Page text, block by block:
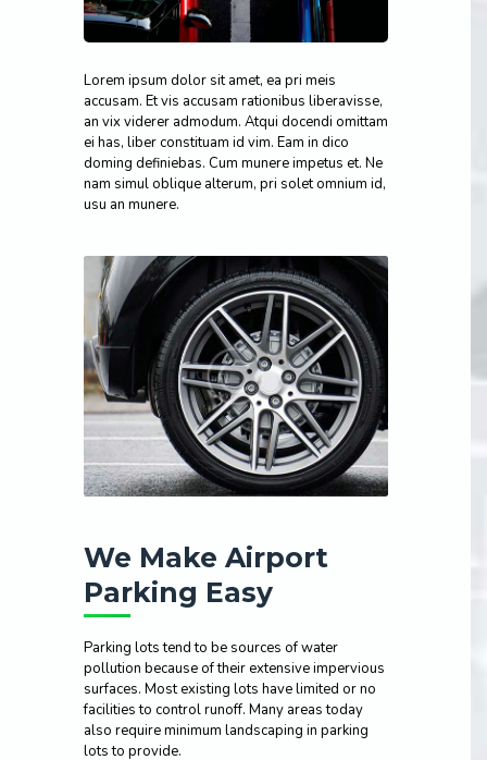
Lorem ipsum dolor sit amet, ea pri meis
accusam. Et vis accusam rationibus liberavisse,
an vix viderer admodum. Atqui docendi omittam
ei has, liber constituam id vim. Eam in dico
doming definiebas. Cum munere impetus et. Ne
nam simul oblique alterum, pri solet omnium id,
usu an munere.
We Make Airport
Parking Easy
Parking lots tend to be sources of water
pollution because of their extensive impervious
surfaces. Most existing lots have limited or no
facilities to control runoff. Many areas today
also require minimum landscaping in parking
lots to provide.